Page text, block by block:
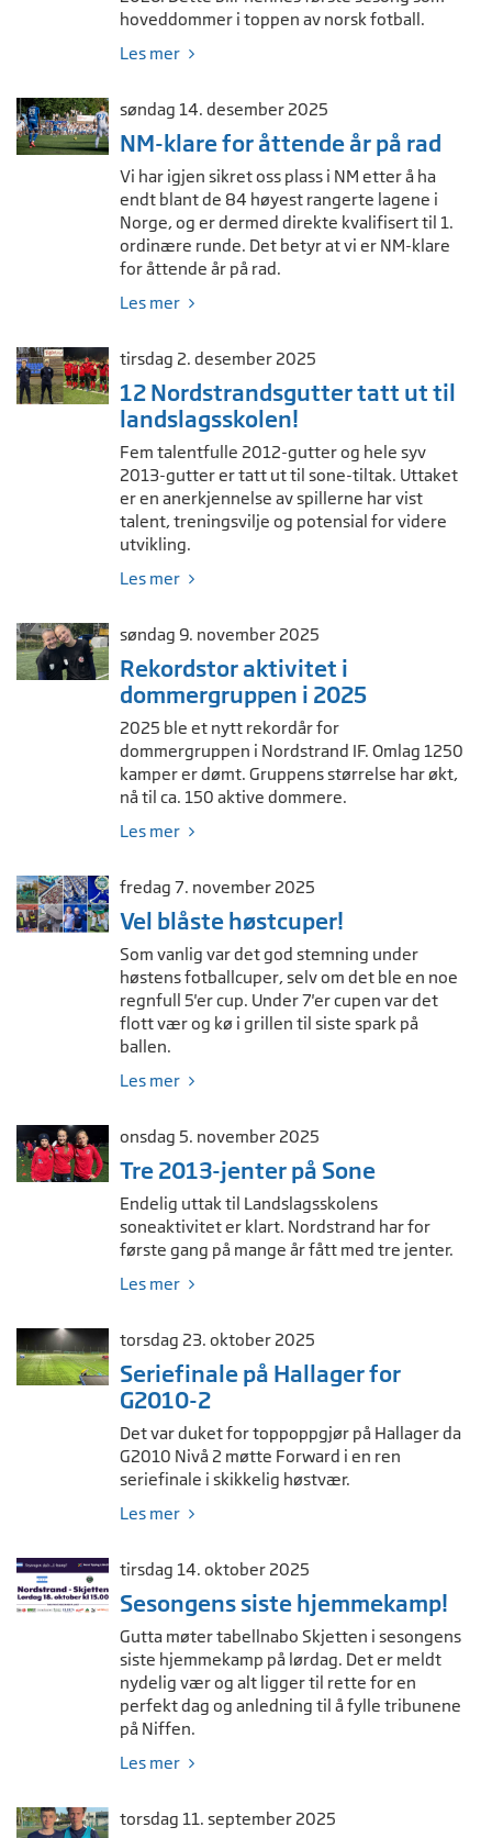
hoveddommer i toppen av norsk fotball.
Les mer
søndag 14. desember 2025
NM-klare for åttende år på rad
Vi har igjen sikret oss plass i NM etter å ha
endt blant de 84 høyest rangerte lagene i
Norge, og er dermed direkte kvalifisert til 1.
ordinære runde. Det betyr at vi er NM-klare
for åttende år på rad.
Les mer
tirsdag 2. desember 2025
12 Nordstrandsgutter tatt ut til
landslagsskolen!
Fem talentfulle 2012-gutter og hele syv
2013-gutter er tatt ut til sone-tiltak. Uttaket
er en anerkjennelse av spillerne har vist
talent, treningsvilje og potensial for videre
utvikling.
Les mer
søndag 9. november 2025
Rekordstor aktivitet i
dommergruppen i 2025
2025 ble et nytt rekordår for
dommergruppen i Nordstrand IF. Omlag 1250
kamper er dømt. Gruppens størrelse har økt,
nå til ca. 150 aktive dommere.
Les mer
fredag 7. november 2025
Vel blåste høstcuper!
Som vanlig var det god stemning under
høstens fotballcuper, selv om det ble en noe
regnfull 5'er cup. Under 7'er cupen var det
flott vær og kø i grillen til siste spark på
ballen.
Les mer
onsdag 5. november 2025
Tre 2013-jenter på Sone
Endelig uttak til Landslagsskolens
soneaktivitet er klart. Nordstrand har for
første gang på mange år fått med tre jenter.
Les mer
torsdag 23. oktober 2025
Seriefinale på Hallager for
G2010-2
Det var duket for toppoppgjør på Hallager da
G2010 Nivå 2 møtte Forward i en ren
seriefinale i skikkelig høstvær.
Les mer
tirsdag 14. oktober 2025
Sesongens siste hjemmekamp!
Gutta møter tabellnabo Skjetten i sesongens
siste hjemmekamp på lørdag. Det er meldt
nydelig vær og alt ligger til rette for en
perfekt dag og anledning til å fylle tribunene
på Niffen.
Les mer
torsdag 11. september 2025